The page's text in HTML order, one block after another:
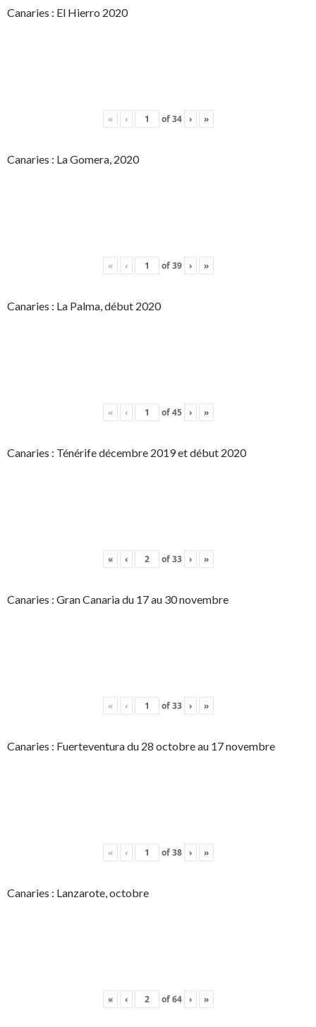
Canaries : El Hierro 2020
« ‹ of34 › »
Canaries : La Gomera, 2020
« ‹ of39 › »
Canaries : La Palma, début 2020
« ‹ of45 › »
Canaries : Ténérife décembre 2019 et début 2020
« ‹ of33 › »
Canaries : Gran Canaria du 17 au 30 novembre
« ‹ of33 › »
Canaries : Fuerteventura du 28 octobre au 17 novembre
« ‹ of38 › »
Canaries : Lanzarote, octobre
« ‹ of64 › »